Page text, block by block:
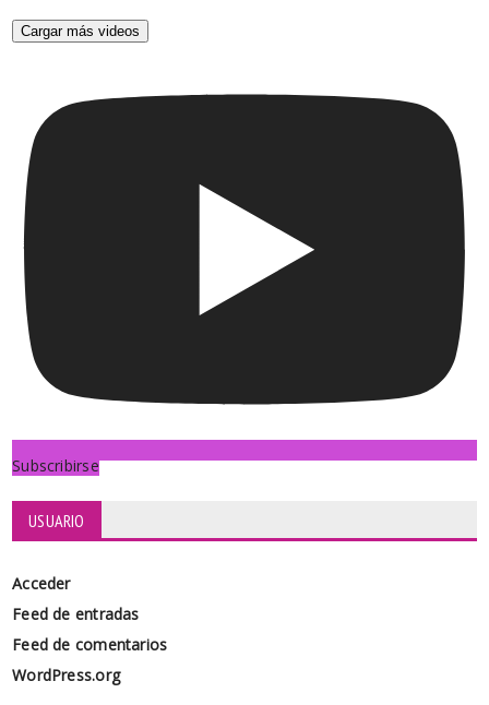
Cargar más videos
Subscribirse
USUARIO
Acceder
Feed de entradas
Feed de comentarios
WordPress.org